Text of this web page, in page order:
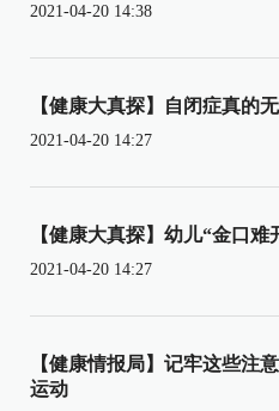
2021-04-20 14:38
【健康大真探】自闭症真的
2021-04-20 14:27
【健康大真探】幼儿“金口
2021-04-20 14:27
【健康情报局】记牢这些注
运动